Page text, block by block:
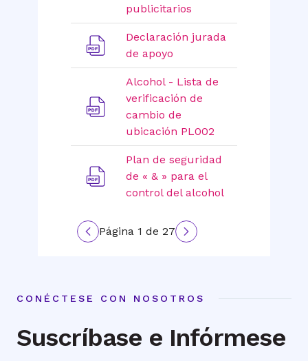
publicitarios
Declaración jurada
de apoyo
Alcohol - Lista de
verificación de
cambio de
ubicación PL002
Plan de seguridad
de « & » para el
control del alcohol
Previous
Página 1 de 27
Next
CONÉCTESE CON NOSOTROS
Suscríbase e Infórmese